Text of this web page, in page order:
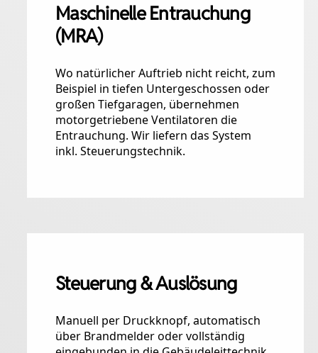
Maschinelle Entrauchung
(MRA)
Wo natürlicher Auftrieb nicht reicht, zum
Beispiel in tiefen Untergeschossen oder
großen Tiefgaragen, übernehmen
motorgetriebene Ventilatoren die
Entrauchung. Wir liefern das System
inkl. Steuerungstechnik.
Steuerung & Auslösung
Manuell per Druckknopf, automatisch
über Brandmelder oder vollständig